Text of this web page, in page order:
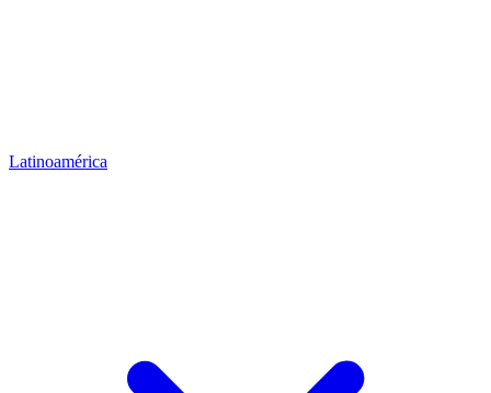
Latinoamérica